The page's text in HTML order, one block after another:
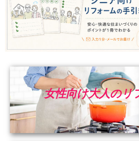
女性向け大人のリ